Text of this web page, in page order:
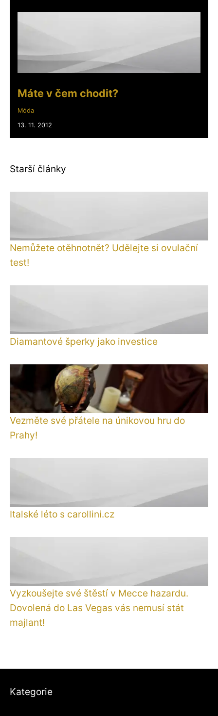
Máte v čem chodit?
Móda
13. 11. 2012
Starší články
Nemůžete otěhnotnět? Udělejte si ovulační
test!
Diamantové šperky jako investice
Vezměte své přátele na únikovou hru do
Prahy!
Italské léto s carollini.cz
Vyzkoušejte své štěstí v Mecce hazardu.
Dovolená do Las Vegas vás nemusí stát
majlant!
Kategorie